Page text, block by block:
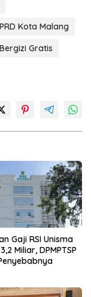
Kota Malang
Gratis
Gaji RSI Unisma
Miliar, DPMPTSP